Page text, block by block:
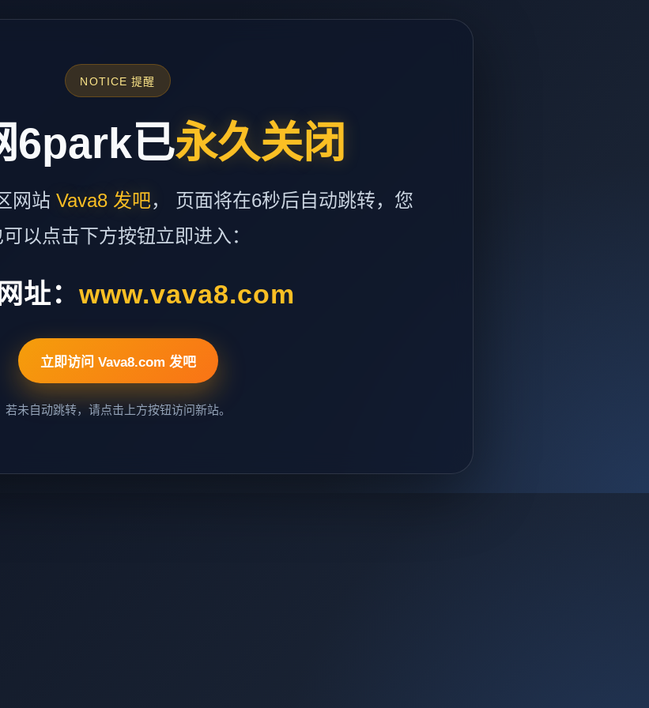
NOTICE 提醒
6park已永久关闭
网站 Vava8 发吧， 页面将在6秒后自动跳转，您
以点击下方按钮立即进入：
址： www.vava8.com
立即访问 Vava8.com 发吧
若未自动跳转，请点击上方按钮访问新站。